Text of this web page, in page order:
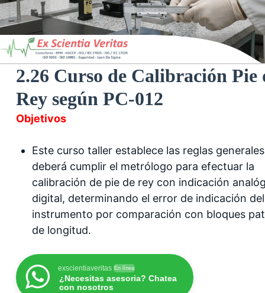
2.26 Curso de Calibración Pie
Rey según PC-012
Objetivos
Este curso taller establece las reglas
deberá cumplir el metrólogo para efectuar la
calibración de pie de rey con indicación
digital, determinando el error de indicación del
instrumento por comparación con bloques
de longitud.
exscientiaveritas En línea
¿Necesitas asesoria? Chatea
con nosotros